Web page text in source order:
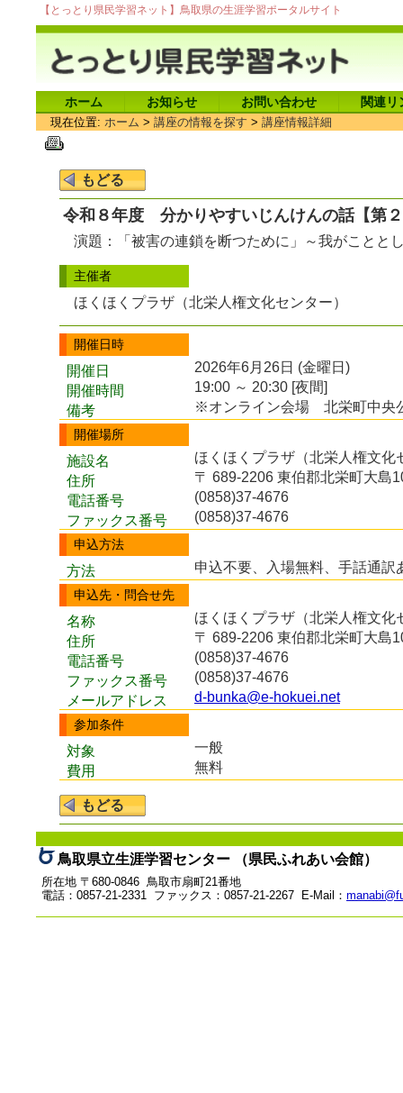
【とっとり県民学習ネット】鳥取県の生涯学習ポータルサイト
ホーム お知らせ お問い合わせ 関連リ
現在位置: ホーム > 講座の情報を探す > 講座情報詳細
令和８年度 分かりやすいじんけんの話【第
演題：「被害の連鎖を断つために」～我がことと
主催者
ほくほくプラザ（北栄人権文化センター）
開催日時
開催日
2026年6月26日 (金曜日)
開催時間
19:00 ～ 20:30 [夜間]
備考
※オンライン会場 北栄町中央
開催場所
施設名
ほくほくプラザ（北栄人権文化
住所
〒 689-2206 東伯郡北栄町大島
電話番号
(0858)37-4676
ファックス番号
(0858)37-4676
申込方法
方法 申込不要、入場無料、手話通訳
申込先・問合せ先
名称
ほくほくプラザ（北栄人権文化
住所
〒 689-2206 東伯郡北栄町大島
電話番号
(0858)37-4676
ファックス番号
(0858)37-4676
メールアドレス
d-bunka@e-hokuei.net
参加条件
対象
一般
費用
無料
鳥取県立生涯学習センター （県民ふれあい会館）
所在地 〒680-0846 鳥取市扇町21番地
電話：0857-21-2331 ファックス：0857-21-2267 E-Mail：